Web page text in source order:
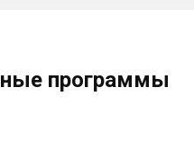
программы